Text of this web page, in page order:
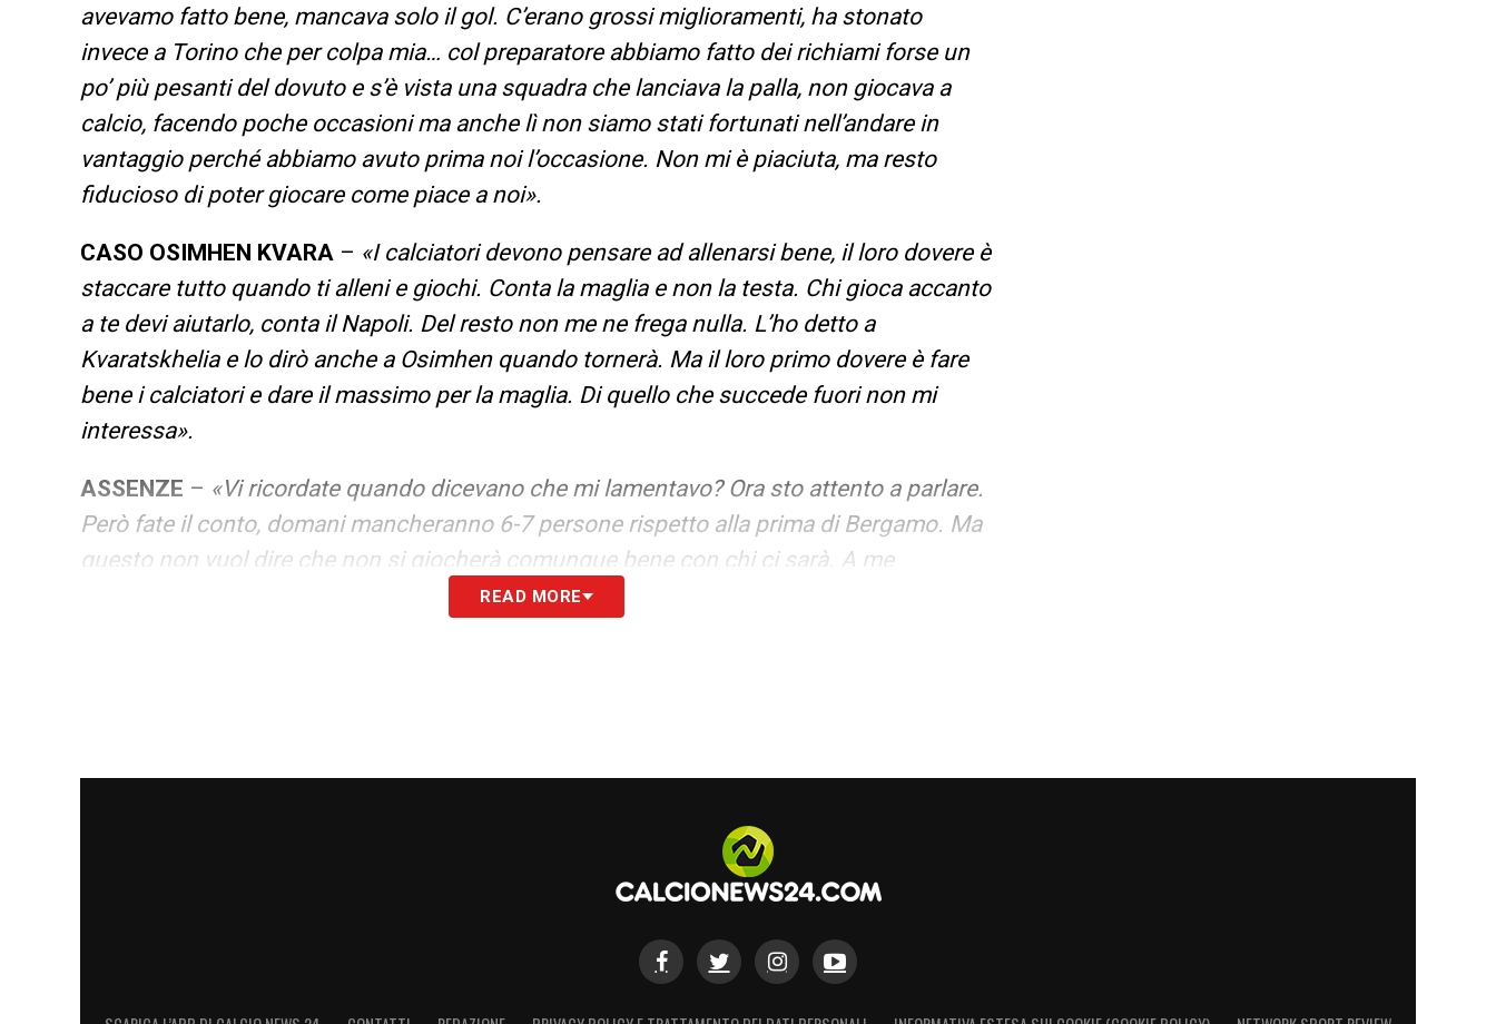
avevamo fatto bene, mancava solo il gol. C’erano grossi miglioramenti, ha stonato
invece a Torino che per colpa mia… col preparatore abbiamo fatto dei richiami forse un
po’ più pesanti del dovuto e s’è vista una squadra che lanciava la palla, non giocava a
calcio, facendo poche occasioni ma anche lì non siamo stati fortunati nell’andare in
vantaggio perché abbiamo avuto prima noi l’occasione. Non mi è piaciuta, ma resto
fiducioso di poter giocare come piace a noi».
CASO OSIMHEN KVARA – «I calciatori devono pensare ad allenarsi bene, il loro dovere è
staccare tutto quando ti alleni e giochi. Conta la maglia e non la testa. Chi gioca accanto
a te devi aiutarlo, conta il Napoli. Del resto non me ne frega nulla. L’ho detto a
Kvaratskhelia e lo dirò anche a Osimhen quando tornerà. Ma il loro primo dovere è fare
bene i calciatori e dare il massimo per la maglia. Di quello che succede fuori non mi
interessa».
ASSENZE – «Vi ricordate quando dicevano che mi lamentavo? Ora sto attento a parlare.
Però fate il conto, domani mancheranno 6-7 persone rispetto alla prima di Bergamo. Ma
questo non vuol dire che non si giocherà comunque bene con chi ci sarà. A me
interessa la cattiveria per arrivare al risultato. Chi ci sarà voglio che andrà a mille».
READ MORE